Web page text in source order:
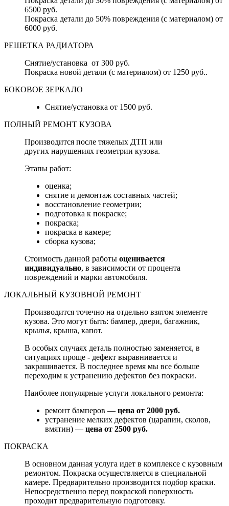
6500 руб.
Покраска детали до 50% повреждения (с материалом) от
6000 руб.
РЕШЕТКА РАДИАТОРА
Снятие/установка от 300 руб.
Покраска новой детали (с материалом) от 1250 руб..
БОКОВОЕ ЗЕРКАЛО
Снятие/установка от 1500 руб.
ПОЛНЫЙ РЕМОНТ КУЗОВА
Производится после тяжелых ДТП или
других нарушениях геометрии кузова.
Этапы работ:
оценка;
снятие и демонтаж составных частей;
восстановление геометрии;
подготовка к покраске;
покраска;
покраска в камере;
сборка кузова;
Стоимость данной работы оценивается
индивидуально, в зависимости от процента
повреждений и марки автомобиля.
ЛОКАЛЬНЫЙ КУЗОВНОЙ РЕМОНТ
Производится точечно на отдельно взятом элементе
кузова. Это могут быть: бампер, двери, багажник,
крылья, крыша, капот.
В особых случаях деталь полностью заменяется, в
ситуациях проще - дефект выравнивается и
закрашивается. В последнее время мы все больше
переходим к устранению дефектов без покраски.
Наиболее популярные услуги локального ремонта:
ремонт бамперов — цена от 2000 руб.
устранение мелких дефектов (царапин, сколов,
вмятин) — цена от 2500 руб.
ПОКРАСКА
В основном данная услуга идет в комплексе с кузовным
ремонтом. Покраска осуществляется в специальной
камере. Предварительно производится подбор краски.
Непосредственно перед покраской поверхность
проходит предварительную подготовку.